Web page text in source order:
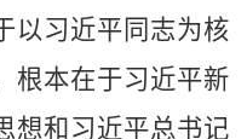
以习近平同志为核
根本在于习近平新
想和 习近平总书记